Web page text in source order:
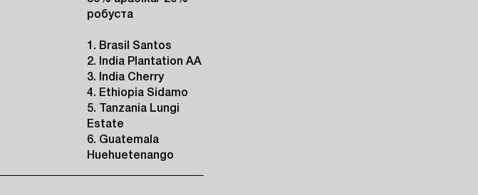
робуста
1. Brasil Santos
2. India Plantation AA
3. India Cherry
4. Ethiopia Sidamo
5. Tanzania Lungi
Estate
6. Guatemala
Huehuetenango